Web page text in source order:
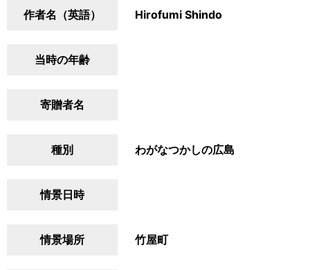
作者名（英語） Hirofumi Shindo
当時の年齢
寄贈者名
種別 わがなつかしの広島
情景日時
情景場所 竹屋町